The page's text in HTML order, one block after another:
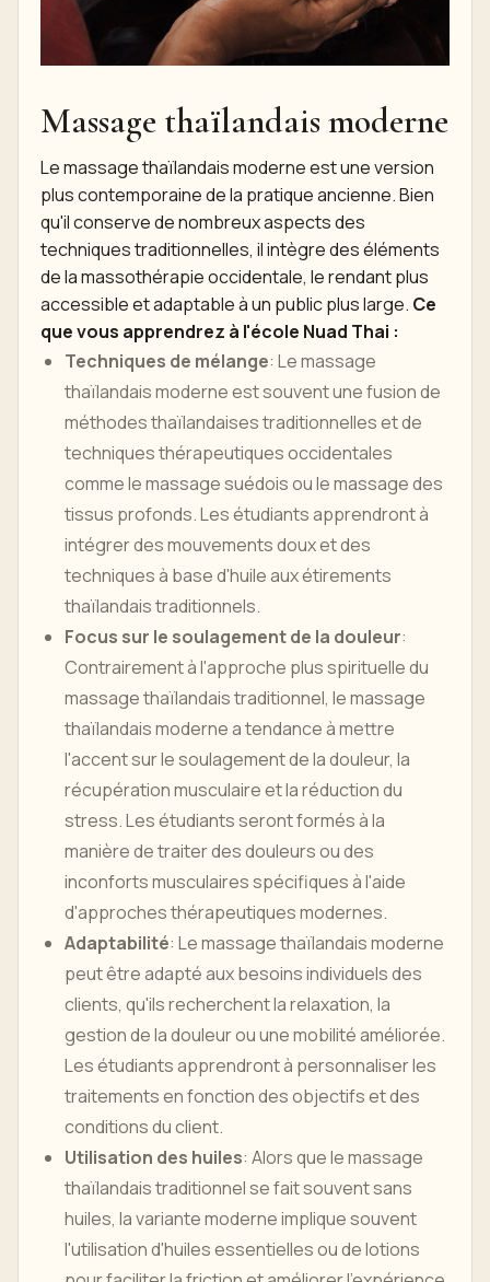
Massage thaïlandais moderne
Le massage thaïlandais moderne est une version
plus contemporaine de la pratique ancienne. Bien
qu'il conserve de nombreux aspects des
techniques traditionnelles, il intègre des éléments
de la massothérapie occidentale, le rendant plus
accessible et adaptable à un public plus large. Ce
que vous apprendrez à l'école Nuad Thai :
Techniques de mélange: Le massage
thaïlandais moderne est souvent une fusion de
méthodes thaïlandaises traditionnelles et de
techniques thérapeutiques occidentales
comme le massage suédois ou le massage des
tissus profonds. Les étudiants apprendront à
intégrer des mouvements doux et des
techniques à base d'huile aux étirements
thaïlandais traditionnels.
Focus sur le soulagement de la douleur:
Contrairement à l'approche plus spirituelle du
massage thaïlandais traditionnel, le massage
thaïlandais moderne a tendance à mettre
l'accent sur le soulagement de la douleur, la
récupération musculaire et la réduction du
stress. Les étudiants seront formés à la
manière de traiter des douleurs ou des
inconforts musculaires spécifiques à l'aide
d'approches thérapeutiques modernes.
Adaptabilité: Le massage thaïlandais moderne
peut être adapté aux besoins individuels des
clients, qu'ils recherchent la relaxation, la
gestion de la douleur ou une mobilité améliorée.
Les étudiants apprendront à personnaliser les
traitements en fonction des objectifs et des
conditions du client.
Utilisation des huiles: Alors que le massage
thaïlandais traditionnel se fait souvent sans
huiles, la variante moderne implique souvent
l'utilisation d'huiles essentielles ou de lotions